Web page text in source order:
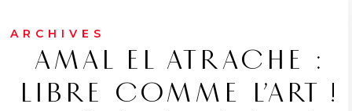
ARCHIVES
AMAL EL ATRACHE :
LIBRE COMME L’ART !